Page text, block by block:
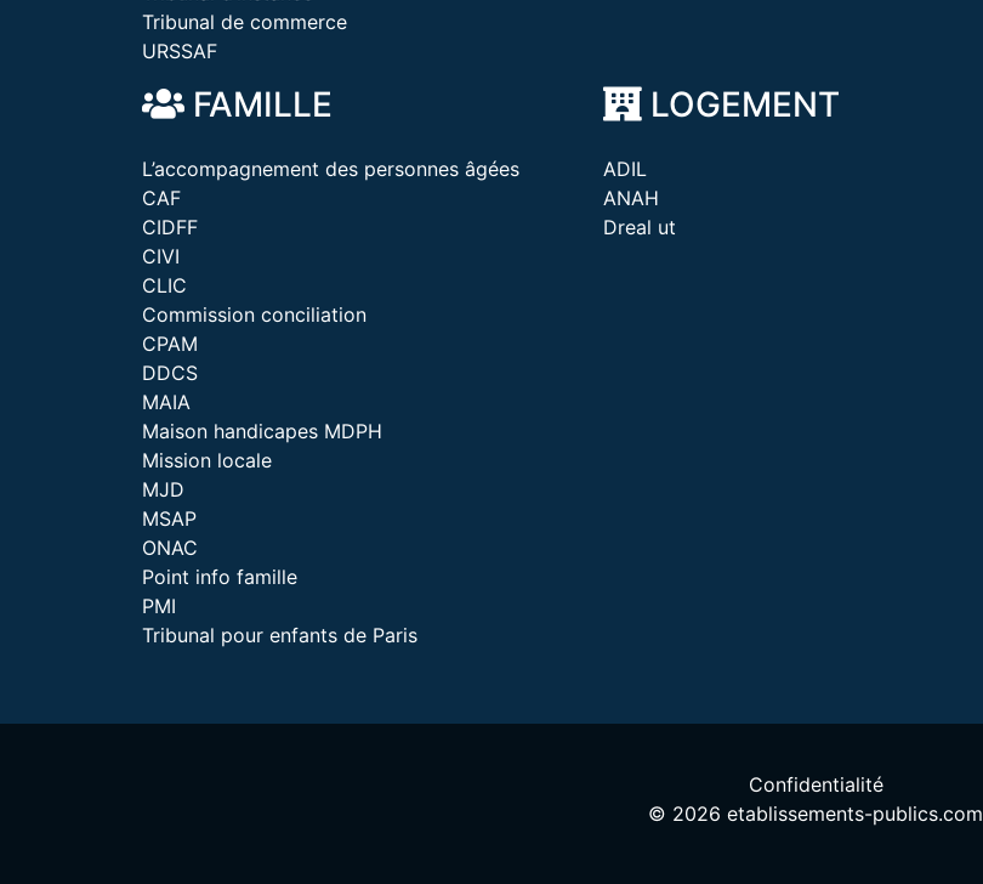
Tribunal de commerce
URSSAF
FAMILLE
L’accompagnement des personnes âgées
CAF
CIDFF
CIVI
CLIC
Commission conciliation
CPAM
DDCS
MAIA
Maison handicapes MDPH
Mission locale
MJD
MSAP
ONAC
Point info famille
PMI
Tribunal pour enfants de Paris
LOGEMENT
ADIL
ANAH
Dreal ut
Confidentialité
© 2026 etablissements-publics.com